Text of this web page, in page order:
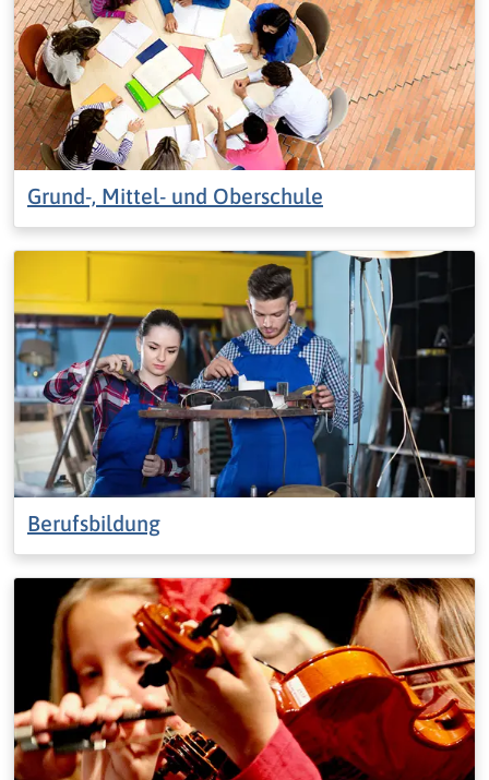
Grund-, Mittel- und Oberschule
Berufsbildung